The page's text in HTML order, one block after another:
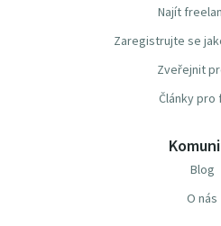
Najít
Zaregistrujte se
Zveřejnit
Články pro
Blog
O nás